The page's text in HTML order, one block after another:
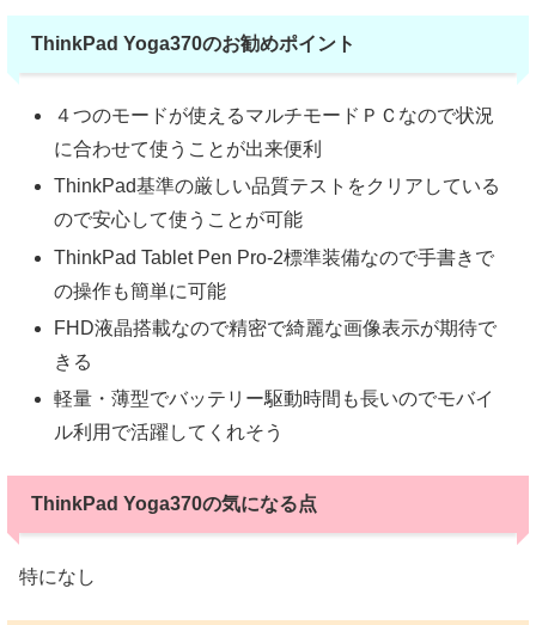
ThinkPad Yoga370のお勧めポイント
４つのモードが使えるマルチモードＰＣなので状況
に合わせて使うことが出来便利
ThinkPad基準の厳しい品質テストをクリアしている
ので安心して使うことが可能
ThinkPad Tablet Pen Pro-2標準装備なので手書きで
の操作も簡単に可能
FHD液晶搭載なので精密で綺麗な画像表示が期待で
きる
軽量・薄型でバッテリー駆動時間も長いのでモバイ
ル利用で活躍してくれそう
ThinkPad Yoga370の気になる点
特になし